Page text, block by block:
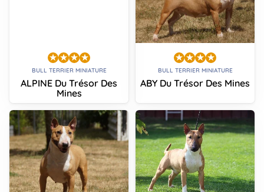
BULL TERRIER MINIATURE
ALPINE Du Trésor Des
Mines
BULL TERRIER MINIATURE
ABY Du Trésor Des Mines